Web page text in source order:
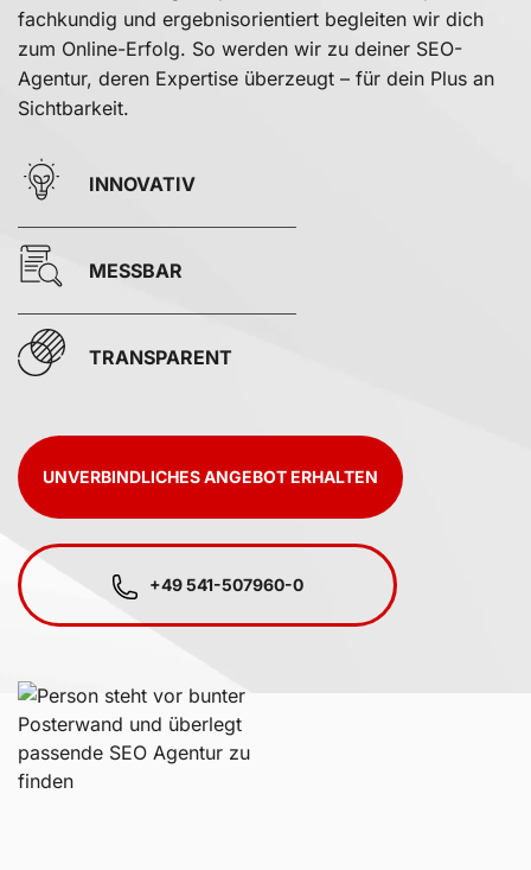
fachkundig und ergebnisorientiert begleiten wir dich
zum Online-Erfolg. So werden wir zu deiner SEO-
Agentur, deren Expertise überzeugt – für dein Plus an
Sichtbarkeit.
INNOVATIV
MESSBAR
TRANSPARENT
UNVERBINDLICHES ANGEBOT ERHALTEN
+49 541-507960-0